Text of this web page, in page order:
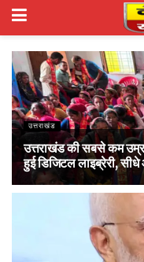
उत्तराखंड
उत्तराखंड की सबसे कम
हुई डिजिटल लाइब्रेरी,